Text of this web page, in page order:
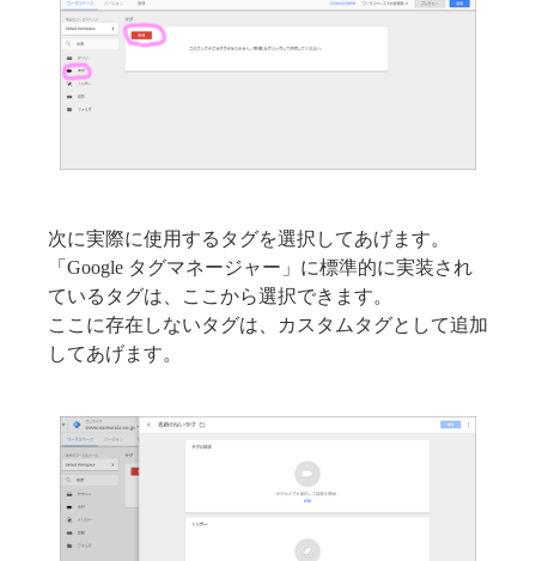
次に実際に使用するタグを選択してあげます。
「Google タグマネージャー」に標準的に実装され
ているタグは、ここから選択できます。
ここに存在しないタグは、カスタムタグとして追加
してあげます。